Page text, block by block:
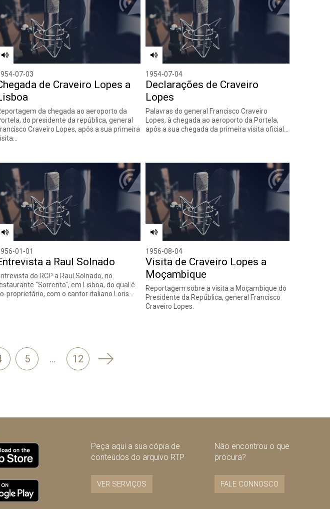
07-03
de Craveiro Lopes a
da chegada ao aeroporto da
do presidente da república, general
Craveiro Lopes, após a sua primeira
1954-07-04
Declarações de Craveiro
Lopes
Palavras do general Francisco Craveiro
Lopes, à chegada ao aeroporto da Portela,
após a sua chegada da primeira visita oficial…
01-01
a Raul Solnado
do RCP a Raul Solnado, no
"Sorrento", em Lisboa, do qual é
proprietário, com o cantor italiano Loris…
1956-08-04
Visita de Craveiro Lopes a
Moçambique
Reportagem sobre a visita a Moçambique do
Presidente da República, general Francisco
Craveiro Lopes.
5 … 12 Seguinte
Peça aqui a sua cópia de
conteúdos do arquivo RTP
VER SERVIÇOS
Não encontrou o que
procura?
FALE CONNOSCO